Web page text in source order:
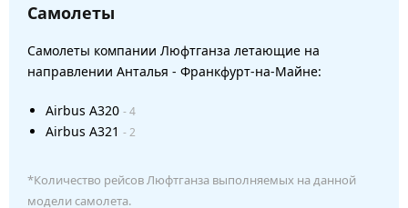
Самолеты
Самолеты компании Люфтганза летающие на
направлении Анталья - Франкфурт-на-Майне:
Airbus A320 - 4
Airbus A321 - 2
*Количество рейсов Люфтганза выполняемых на данной
модели самолета.